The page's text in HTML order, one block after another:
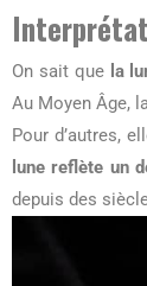
On sait que la
Au Moyen Âge,
Pour d’autres,
lune reflète un
depuis des